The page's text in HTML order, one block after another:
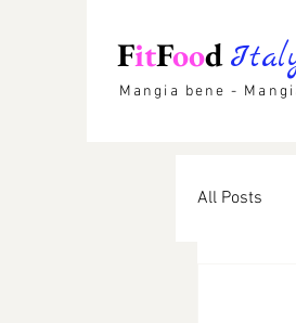
FitFood
Mangia bene -
All Posts